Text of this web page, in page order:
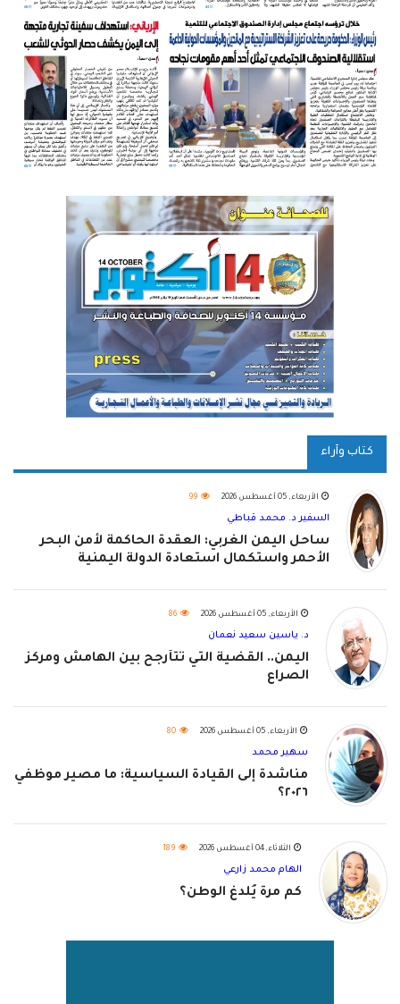
كتاب وآراء
الأربعاء, 05 أغسطس 2026 99
السفير د. محمد قباطي
ساحل اليمن الغربي: العقدة الحاكمة لأمن البحر
الأحمر واستكمال استعادة الدولة اليمنية
الأربعاء, 05 أغسطس 2026 86
د. ياسين سعيد نعمان
اليمن.. القضية التي تتأرجح بين الهامش ومركز
الصراع
الأربعاء, 05 أغسطس 2026 80
سهير محمد
مناشدة إلى القيادة السياسية: ما مصير موظفي
٢٠٢٦؟
الثلاثاء, 04 أغسطس 2026 189
الهام محمد زارعي
كم مرة يُلدغ الوطن؟